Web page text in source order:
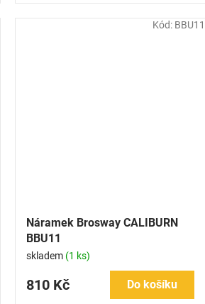
Náramek Brosway CALIBURN
BBU11
skladem (1 ks)
810 Kč Do košíku
Kód: BBU11